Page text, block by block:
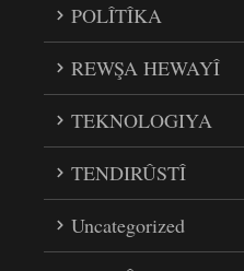
POLÎTÎKA
REWŞA HEWAYÎ
TEKNOLOGIYA
TENDIRÛSTÎ
Uncategorized